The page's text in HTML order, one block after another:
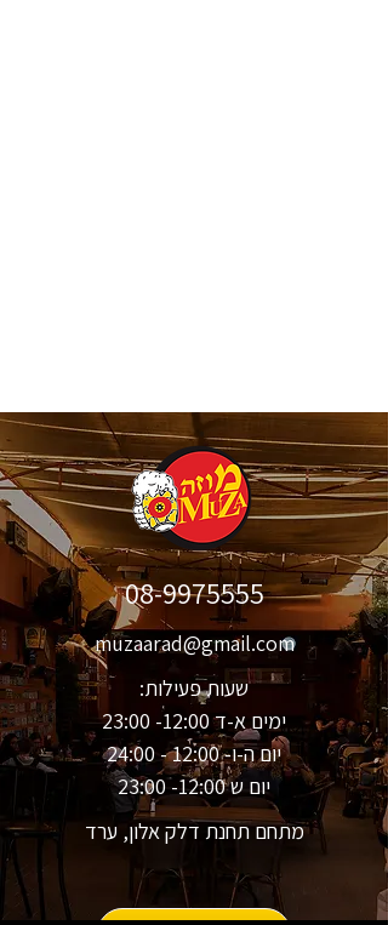
08-9975555
muzaarad@gmail.com
שעות פעילות:
ימים א-ד 12:00- 23:00
יום ה-ו- 12:00 - 24:00
יום ש 12:00- 23:00
מתחם תחנת דלק אלון, ערד